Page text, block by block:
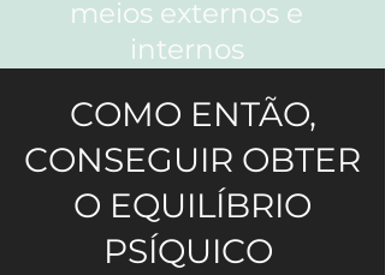
meios externos e
internos
COMO ENTÃO,
CONSEGUIR OBTER
O EQUILÍBRIO
PSÍQUICO